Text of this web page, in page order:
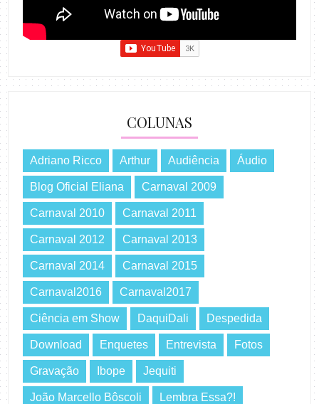
COLUNAS
Adriano Ricco Arthur Audiência Áudio
Blog Oficial Eliana Carnaval 2009
Carnaval 2010 Carnaval 2011
Carnaval 2012 Carnaval 2013
Carnaval 2014 Carnaval 2015
Carnaval2016 Carnaval2017
Ciência em Show DaquiDali Despedida
Download Enquetes Entrevista Fotos
Gravação Ibope Jequiti
João Marcello Bôscoli Lembra Essa?!